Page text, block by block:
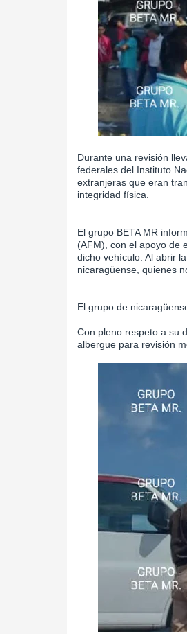
Durante una revisión
federales del Instituto
extranjeras que eran
integridad física.
El grupo BETA MR
(AFM), con el apoyo de
dicho vehículo. Al abrir
nicaragüense, quienes
El grupo de
Con pleno respeto a su
albergue para revisión